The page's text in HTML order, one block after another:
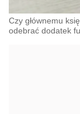
Czy głównemu
odebrać dodatek